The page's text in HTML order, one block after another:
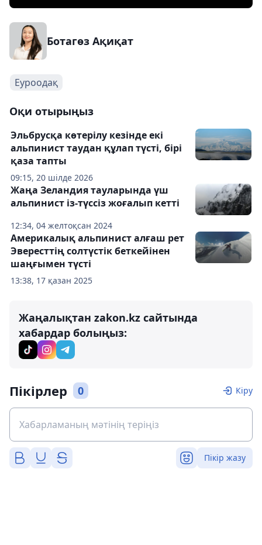
Ботагөз Ақиқат
Еуроодақ
Оқи отырыңыз
09:15, 20 шілде 2026
Эльбрусқа көтерілу кезінде екі
альпинист таудан құлап түсті, бірі
қаза тапты
12:34, 04 желтоқсан 2024
Жаңа Зеландия тауларында үш
альпинист із-түссіз жоғалып кетті
13:38, 17 қазан 2025
Америкалық альпинист алғаш рет
Эвересттің солтүстік беткейінен
шаңғымен түсті
Жаңалықтан zakon.kz сайтында
хабардар болыңыз:
Пікірлер 0 Кіру
Пікір жазу